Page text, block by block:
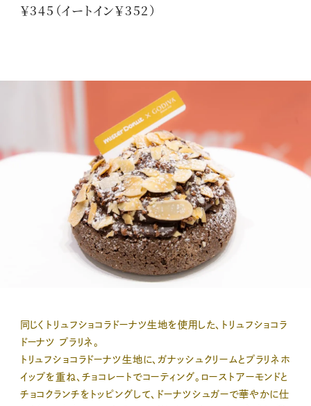
￥345（イートイン￥352）
同じくトリュフショコラドーナツ生地を使用した、トリュフショコラ
ドーナツ プラリネ。
トリュフショコラドーナツ生地に、ガナッシュクリームとプラリネホ
イップを重ね、チョコレートでコーティング。ローストアーモンドと
チョコクランチをトッピングして、ドーナツシュガーで華やかに仕